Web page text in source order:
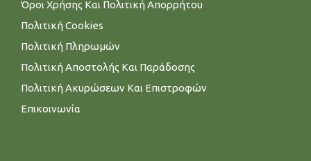
Όροι Χρήσης Και Πολιτική Απορρήτου
Πολιτική Cookies
Πολιτική Πληρωμών
Πολιτική Αποστολής Και Παράδοσης
Πολιτική Ακυρώσεων Και Επιστροφών
Επικοινωνία